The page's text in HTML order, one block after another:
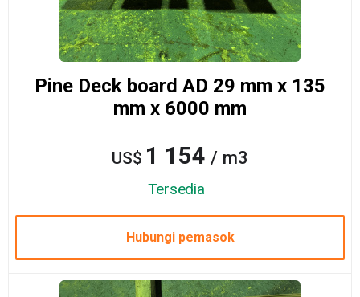
Pine Deck board AD 29 mm x 135
mm x 6000 mm
US$ 1 154 / m3
Tersedia
Hubungi pemasok